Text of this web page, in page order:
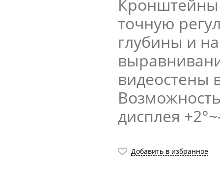
Кронштейны
точную
глубины и
видеостены
дисплея
Добавить в избранное